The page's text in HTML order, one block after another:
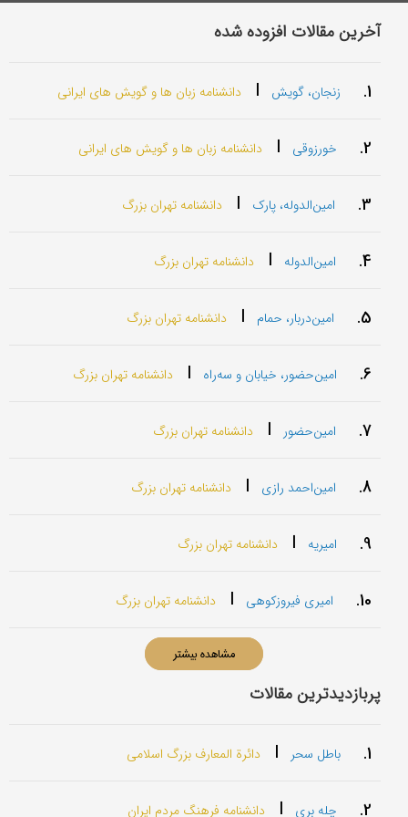
آخرین مقالات افزوده شده
1. زنجان، گویش | دانشنامه زبان ها و گویش های ایرانی
2. خورزوقی | دانشنامه زبان ها و گویش های ایرانی
3. امین‌الدوله، پارک | دانشنامه تهران بزرگ
4. امین‌الدوله | دانشنامه تهران بزرگ
5. امین‌دربار، حمام | دانشنامه تهران بزرگ
6. امین‌حضور، خیابان و سه‌راه | دانشنامه تهران بزرگ
7. امین‌حضور | دانشنامه تهران بزرگ
8. امین‌احمد رازی | دانشنامه تهران بزرگ
9. امیریه | دانشنامه تهران بزرگ
10. امیری فیروزکوهی | دانشنامه تهران بزرگ
مشاهده بیشتر
پربازدیدترین مقالات
1. باطل سحر | دائرة المعارف بزرگ اسلامی
2. چله بری | دانشنامه فرهنگ مردم ایران